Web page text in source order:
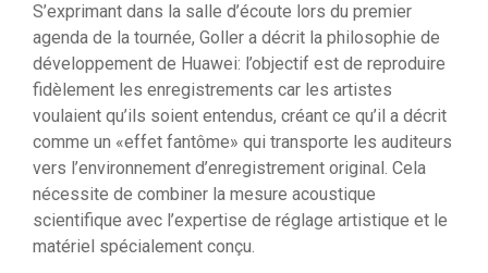
S’exprimant dans la salle d’écoute lors du premier
agenda de la tournée, Goller a décrit la philosophie de
développement de Huawei: l’objectif est de reproduire
fidèlement les enregistrements car les artistes
voulaient qu’ils soient entendus, créant ce qu’il a décrit
comme un «effet fantôme» qui transporte les auditeurs
vers l’environnement d’enregistrement original. Cela
nécessite de combiner la mesure acoustique
scientifique avec l’expertise de réglage artistique et le
matériel spécialement conçu.